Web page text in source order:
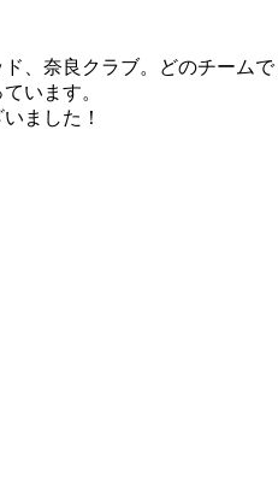
、奈良クラブ。どのチーム
います。
ました！